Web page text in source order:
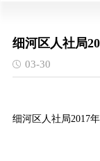
细河区人社局
03-30
细河区人社局2017